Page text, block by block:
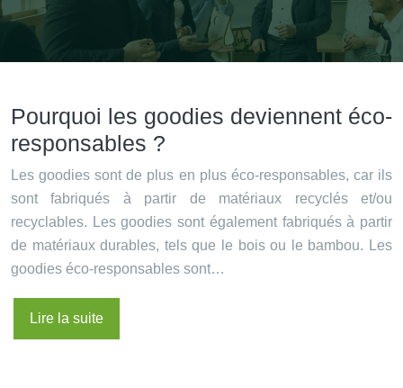
Pourquoi les goodies deviennent éco-
responsables ?
Les goodies sont de plus en plus éco-responsables, car ils
sont fabriqués à partir de matériaux recyclés et/ou
recyclables. Les goodies sont également fabriqués à partir
de matériaux durables, tels que le bois ou le bambou. Les
goodies éco-responsables sont…
Lire la suite